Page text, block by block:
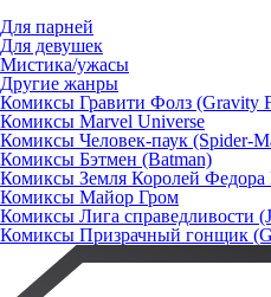
Для парней
Для девушек
Мистика/ужасы
Другие жанры
Комиксы Гравити Фолз (Gravity
Комиксы Marvel Universe
Комиксы Человек-паук (Spider-
Комиксы Бэтмен (Batman)
Комиксы Земля Королей Федора
Комиксы Майор Гром
Комиксы Лига справедливости
Комиксы Призрачный гонщик